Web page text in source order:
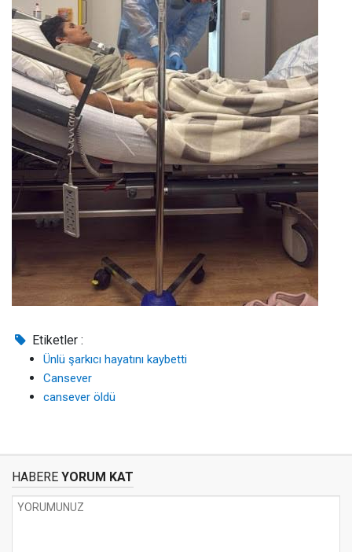
Etiketler :
Ünlü şarkıcı hayatını kaybetti
Cansever
cansever öldü
HABERE YORUM KAT